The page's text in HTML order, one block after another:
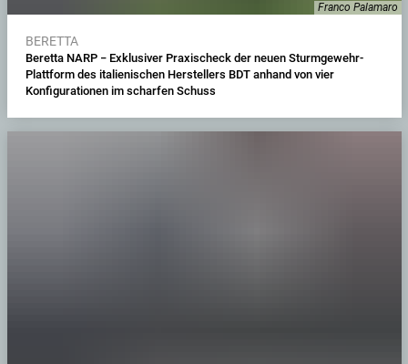
Franco Palamaro
BERETTA
Beretta NARP − Exklusiver Praxischeck der neuen Sturmgewehr-
Plattform des italienischen Herstellers BDT anhand von vier
Konfigurationen im scharfen Schuss